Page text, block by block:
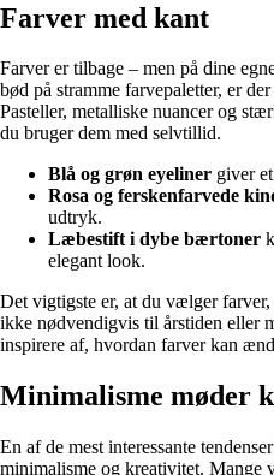
Farver med kant
Farver er tilbage – men på dine
bød på stramme farvepaletter, er
Pasteller, metalliske nuancer og
du bruger dem med selvtillid.
Blå og grøn eyeliner giver
Rosa og ferskenfarvede
udtryk.
Læbestift i dybe bærtoner
elegant look.
Det vigtigste er, at du vælger
ikke nødvendigvis til årstiden eller
inspirere af, hvordan farver kan
Minimalisme møder
En af de mest interessante
minimalisme og kreativitet. Mange